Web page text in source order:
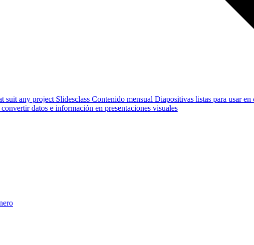
suit any project Slidesclass Contenido mensual Diapositivas listas para usar
datos e información en presentaciones visuales